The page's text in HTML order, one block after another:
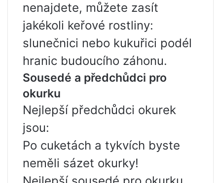
nenajdete, můžete zasít
jakékoli keřové rostliny:
slunečnici nebo kukuřici podél
hranic budoucího záhonu.
Sousedé a předchůdci pro
okurku
Nejlepší předchůdci okurek
jsou:
Po cuketách a tykvích byste
neměli sázet okurky!